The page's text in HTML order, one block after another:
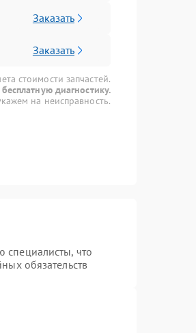
Заказать
Заказать
стоимости запчастей.
диагностику.
на неисправность.
что
обязательств